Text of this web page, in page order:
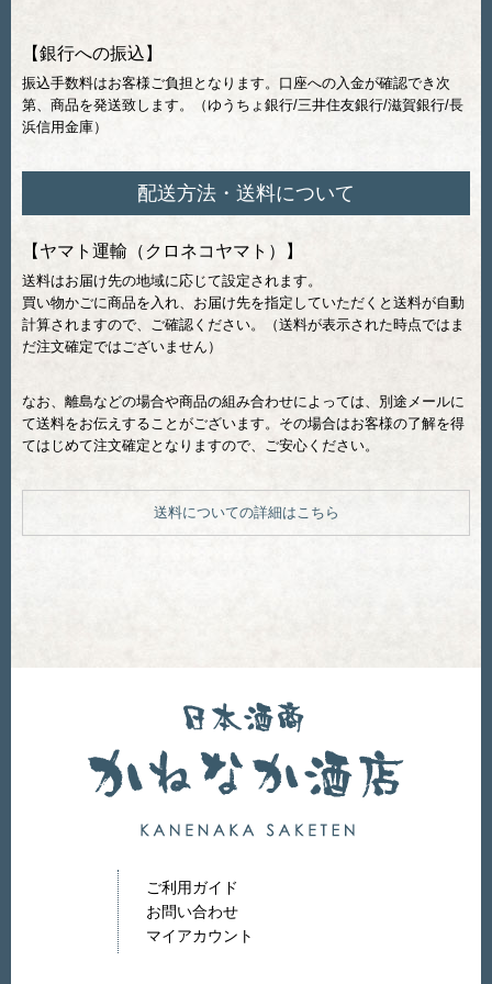
【銀行への振込】
振込手数料はお客様ご負担となります。口座への入金が確認でき次
第、商品を発送致します。（ゆうちょ銀行/三井住友銀行/滋賀銀行/長
浜信用金庫）
配送方法・送料について
【ヤマト運輸（クロネコヤマト）】
送料はお届け先の地域に応じて設定されます。
買い物かごに商品を入れ、お届け先を指定していただくと送料が自動
計算されますので、ご確認ください。（送料が表示された時点ではま
だ注文確定ではございません）
なお、離島などの場合や商品の組み合わせによっては、別途メールに
て送料をお伝えすることがございます。その場合はお客様の了解を得
てはじめて注文確定となりますので、ご安心ください。
送料についての詳細はこちら
ご利用ガイド
お問い合わせ
マイアカウント